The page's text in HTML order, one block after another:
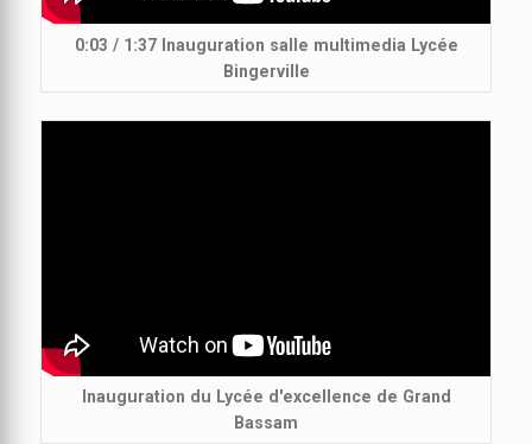
0:03 / 1:37 Inauguration salle multimedia Lycée
Bingerville
Inauguration du Lycée d'excellence de Grand
Bassam